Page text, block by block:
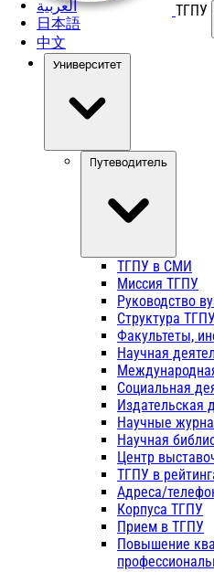
العربية
日本語
中文
ТГПУ
Университет
Путеводитель
ТГПУ в СМИ
Миссия ТГПУ
Руководство
Структура ТГПУ
Факультеты,
Научная
Социальная
Издательская
Научные
Научная
Центр
ТГПУ в
Адреса/
Корпуса ТГПУ
Прием в ТГПУ
Повышение